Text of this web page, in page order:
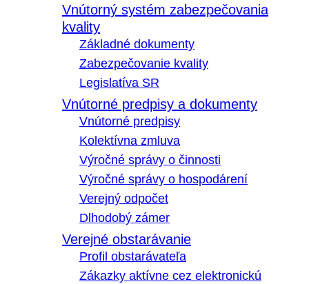
Vnútorný systém zabezpečovania
kvality
Základné dokumenty
Zabezpečovanie kvality
Legislatíva SR
Vnútorné predpisy a dokumenty
Vnútorné predpisy
Kolektívna zmluva
Výročné správy o činnosti
Výročné správy o hospodárení
Verejný odpočet
Dlhodobý zámer
Verejné obstarávanie
Profil obstarávateľa
Zákazky aktívne cez elektronickú